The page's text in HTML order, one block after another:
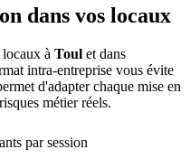
dans vos locaux
à Toul et dans
intra-entreprise vous évite
d'adapter chaque mise en
métier réels.
par session